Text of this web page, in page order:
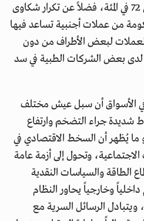
السلع الغذائية والأساسية إلى 72 في المئة، فضلاً عن تكرار شكاوى
من عملات أجنبية تساعد فيها
لبعض الأطراف من دون
لدى بعض الشركات الطبية في سد
الأسواق أن سبل عيش مختلف
جراء التضخم وارتفاع
يُظهر أن السخط الاقتصادي في
وتحول إلى أزمة عامة
الطاقة والسياسات النقدية
داخلياً وخارجياً يحاور النظام
ويتبادل الرسائل السرية مع